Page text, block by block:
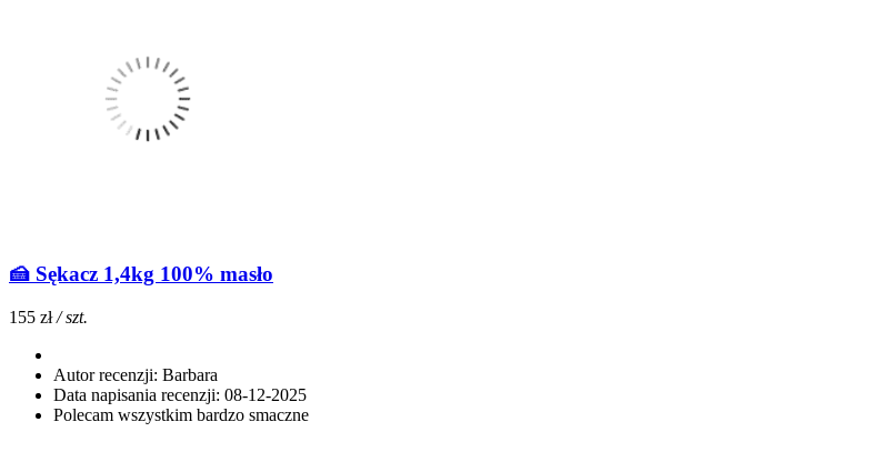
🍰 Sękacz 1,4kg 100% masło
155 zł / szt.
Autor recenzji: Barbara
Data napisania recenzji: 08-12-2025
Polecam wszystkim bardzo smaczne